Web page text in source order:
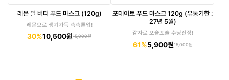
레몬 딜 버터 푸드 마스크 (120g)
레몬으로 생기가득 촉촉톤업!
30%10,500원15,000원
포테이토 푸드 마스크 120g (유통기한 :
27년 5월)
감자로 포슬포슬 수딩진정!
61%5,900원15,000원